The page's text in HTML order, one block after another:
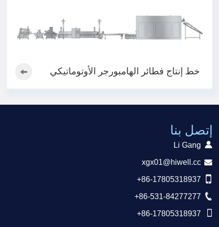
خط إنتاج فطائر الهامبورجر الأوتوماتيكي
إتصل بنا
Li Gang
xgx01@hiwell.cc
+86-17805318937
+86-531-84277277
+86-17805318937